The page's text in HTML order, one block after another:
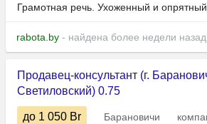
Грамотная речь. Ухоженный и
rabota.by - найдена более недели назад
Продавец-консультант (г.
Светиловский) 0.75
до 1 050 Br Барановичи